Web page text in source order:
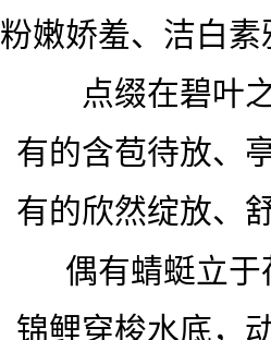
粉嫩娇羞、洁白素
点缀在碧叶
有的含苞待放、
有的欣然绽放、
偶有蜻蜓立于
锦鲤穿梭水底，